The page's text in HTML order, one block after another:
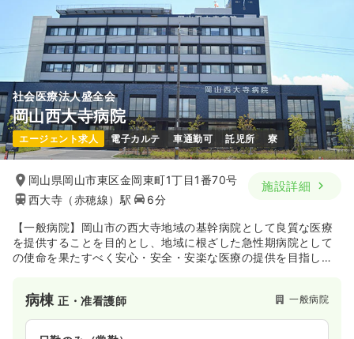
夜勤のみ（パート） 一時募集休止
給与 3.7〜3.9万円/回
時間 16:30～9:30（休憩120分）
第二新卒可
気になる 詳細を見る
オペ室(手術室) 正看護師
給与 26.2 万円〜/月 賞与3.2ヶ月
※経験5年の例
時間 8:30～17:30 （休憩60分）
年間休日126日
月給27万円以上可
年間休日120日
オンコールあり 月給24万円以上可
気になる 詳細を見る
日勤のみ（パート）
給与 お問い合わせください
時間 8:30～17:00
オンコールあり
外来 一般＋療養
日勤のみ（常勤） 一時募集休止
給与 18.8〜24.4
社会医療法人盛全会
岡山西大寺病院
エージェント求人 電子カルテ 車通勤可 託児所 寮
岡山県岡山市東区金岡東町1丁目1番70号
西大寺（赤穂線）駅
6分
施設詳細
【一般病院】岡山市の西大寺地域の基幹病院として良質な医療
を提供することを目的とし、地域に根ざした急性期病院として
の使命を果たすべく安心・安全・安楽な医療の提供を目指し診
役割、地域連携パスによる大腿骨頚部骨折、脳梗塞患者様への
地域ぐるみの医療活動など地域医療支援の活動を活発に行って
おります。
病棟正・准看護師 一般病院